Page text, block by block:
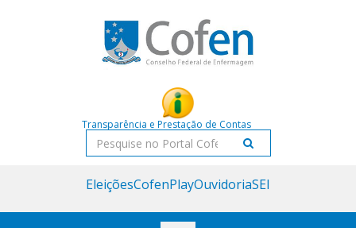
Transparência e Prestação de Contas
Pesquisar
EleiçõesCofenPlayOuvidoriaSEI